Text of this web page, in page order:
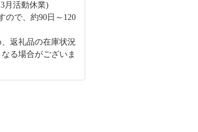
月活動休業)
ので、約90日～120
返礼品の在庫状況
る場合がございま